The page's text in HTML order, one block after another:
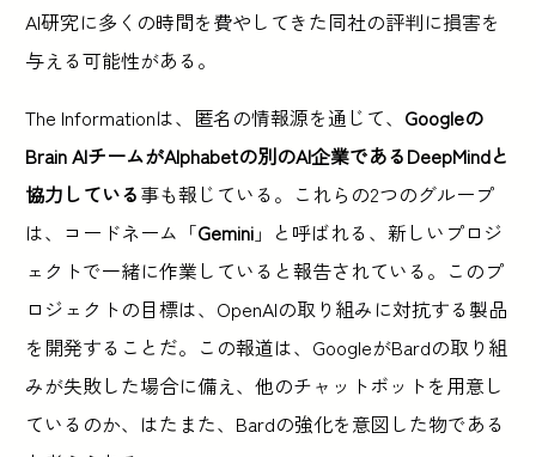
AI研究に多くの時間を費やしてきた同社の評判に損害を
与える可能性がある。
The Informationは、匿名の情報源を通じて、 Googleの
Brain AIチームがAlphabetの別のAI企業であるDeepMindと
協力している事も報じている。これらの2つのグループ
は、コードネーム「Gemini 」と呼ばれる、新しいプロジ
ェクトで一緒に作業していると報告されている。このプ
ロジェクトの目標は、OpenAIの取り組みに対抗する製品
を開発することだ。この報道は、GoogleがBardの取り組
みが失敗した場合に備え、他のチャットボットを用意し
ているのか、はたまた、Bardの強化を意図した物である